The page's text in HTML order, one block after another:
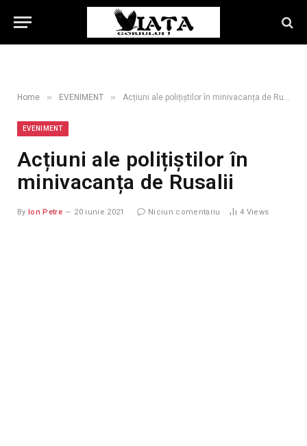
Home » EVENIMENT » Acțiuni ale polițiștilor în minivacanța de Rusalii
EVENIMENT
Acțiuni ale polițiștilor în
minivacanța de Rusalii
By Ion Petre 20 iunie 2021 Niciun comentariu 4 Views